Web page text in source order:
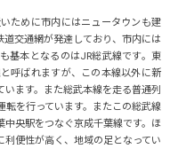
ために市内にはニュータウンも建
交通網が発達しており、市内には
基本となるのはJR総武線です。東
呼ばれますが、この本線以外に新
ます。また総武本線を走る普通列
を行っています。またこの総武線
央駅をつなぐ京成千葉線です。ほ
便性が高く、地域の足となってい